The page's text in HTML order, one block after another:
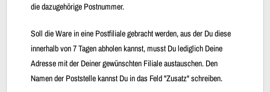
die dazugehörige Postnummer.
Soll die Ware in eine Postfiliale gebracht werden, aus der Du diese
innerhalb von 7 Tagen abholen kannst, musst Du lediglich Deine
Adresse mit der Deiner gewünschten Filiale austauschen. Den
Namen der Poststelle kannst Du in das Feld "Zusatz" schreiben.